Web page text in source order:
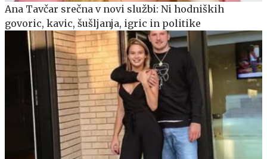
Ana Tavčar srečna v novi službi: Ni hodniških
govoric, kavic, šušljanja, igric in politike